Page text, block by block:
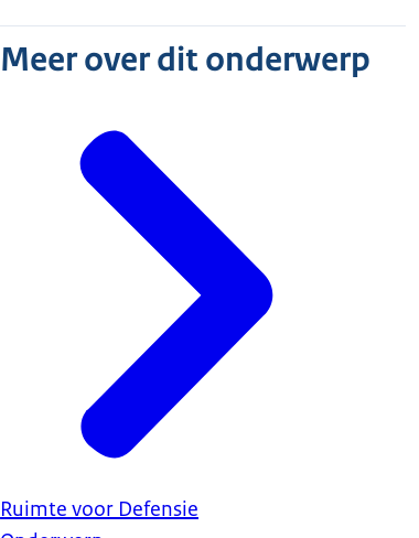
Meer over dit onderwerp
Ruimte voor Defensie